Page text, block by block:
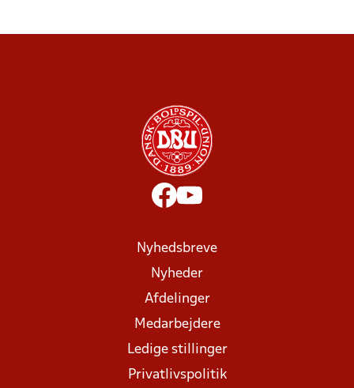
Nyhedsbreve
Nyheder
Afdelinger
Medarbejdere
Ledige stillinger
Privatlivspolitik